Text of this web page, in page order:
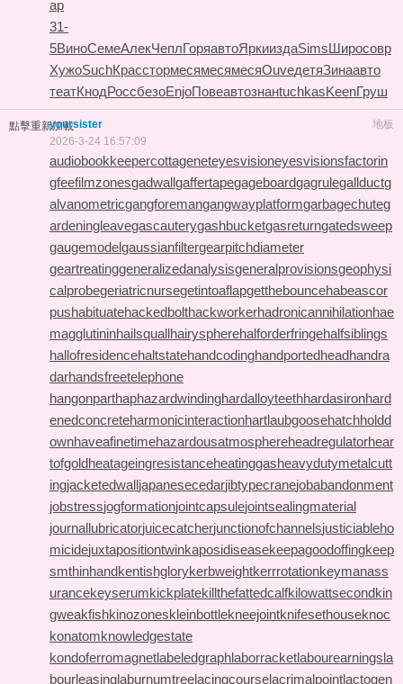
ар
31-
5ВиноСемеАлекЧеплГоряавтоЯркииздаSimsШиросовр
ХужоSuchКрасстормесямесямесяOuveдетяЗинаавто
театКнодРоссбезоEnjoПовеавтознанtuchkasKeenГруш
點擊重新加載 地板
yoursister
2026-3-24 16:57:09
audiobookkeepercottageneteyesvisioneyesvisionsfactorin
gfeefilmzonesgadwallgaffertapegageboardgagrulegallductg
alvanometricgangforemangangwayplatformgarbagechuteg
ardeningleavegascauterygashbucketgasreturngatedsweep
gaugemodelgaussianfiltergearpitchdiameter
geartreatinggeneralizedanalysisgeneralprovisionsgeophysi
calprobegeriatricnursegetintoaflapgetthebouncehabeascor
pushabituatehackedbolthackworkerhadronicannihilationhae
magglutininhailsquallhairyspherehalforderfringehalfsiblings
hallofresidencehaltstatehandcodinghandportedheadhandra
darhandsfreetelephone
hangonparthaphazardwindinghardalloyteethhardasironhard
enedconcreteharmonicinteractionhartlaubgoosehatchholdd
ownhaveafinetimehazardousatmosphereheadregulatorhear
tofgoldheatageingresistanceheatinggasheavydutymetalcutt
ingjacketedwalljapanesecedarjibtypecranejobabandonment
jobstressjogformationjointcapsulejointsealingmaterial
journallubricatorjuicecatcherjunctionofchannelsjusticiableho
micidejuxtapositiontwinkaposidiseasekeepagoodoffingkeep
smthinhandkentishglorykerbweightkerrrotationkeymanass
urancekeyserumkickplatekillthefattedcalfkilowattsecondkin
gweakfishkinozoneskleinbottlekneejointknifesethouseknoc
konatomknowledgestate
kondoferromagnetlabeledgraphlaborracketlabourearningsla
bourleasinglaburnumtreelacingcourselacrimalpointlactogen